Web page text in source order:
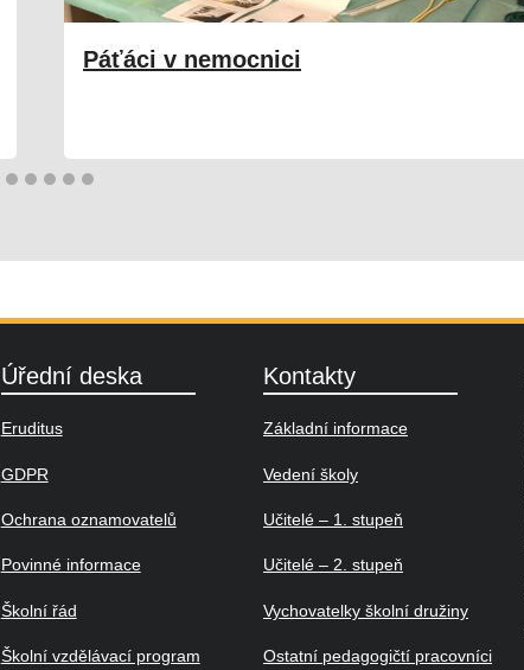
Páťáci v nemocnici
Úřední deska
Eruditus
GDPR
Ochrana oznamovatelů
Povinné informace
Školní řád
Školní vzdělávací program
Kontakty
Základní informace
Vedení školy
Učitelé – 1. stupeň
Učitelé – 2. stupeň
Vychovatelky školní družiny
Ostatní pedagogičtí pracovníci